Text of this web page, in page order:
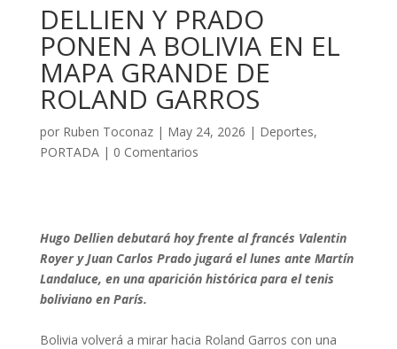
DELLIEN Y PRADO
PONEN A BOLIVIA EN EL
MAPA GRANDE DE
ROLAND GARROS
por Ruben Toconaz| May 24, 2026 | Deportes,
PORTADA| 0 Comentarios
Hugo Dellien debutará hoy frente al francés Valentin
Royer y Juan Carlos Prado jugará el lunes ante Martín
Landaluce, en una aparición histórica para el tenis
boliviano en París.
Bolivia volverá a mirar hacia Roland Garros con una